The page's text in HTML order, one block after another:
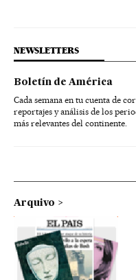
NEWSLETTERS
Boletín de América
Cada semana en tu cuenta de
reportajes y análisis de los
más relevantes del continente.
Arquivo